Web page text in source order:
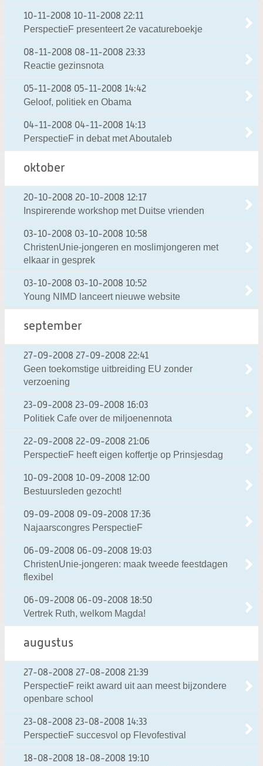
10-11-2008 10-11-2008 22:11
PerspectieF presenteert 2e vacatureboekje
08-11-2008 08-11-2008 23:33
Reactie gezinsnota
05-11-2008 05-11-2008 14:42
Geloof, politiek en Obama
04-11-2008 04-11-2008 14:13
PerspectieF in debat met Aboutaleb
oktober
20-10-2008 20-10-2008 12:17
Inspirerende workshop met Duitse vrienden
03-10-2008 03-10-2008 10:58
ChristenUnie-jongeren en moslimjongeren met
elkaar in gesprek
03-10-2008 03-10-2008 10:52
Young NIMD lanceert nieuwe website
september
27-09-2008 27-09-2008 22:41
Geen toekomstige uitbreiding EU zonder
verzoening
23-09-2008 23-09-2008 16:03
Politiek Cafe over de miljoenennota
22-09-2008 22-09-2008 21:06
PerspectieF heeft eigen koffertje op Prinsjesdag
10-09-2008 10-09-2008 12:00
Bestuursleden gezocht!
09-09-2008 09-09-2008 17:36
Najaarscongres PerspectieF
06-09-2008 06-09-2008 19:03
ChristenUnie-jongeren: maak tweede feestdagen
flexibel
06-09-2008 06-09-2008 18:50
Vertrek Ruth, welkom Magda!
augustus
27-08-2008 27-08-2008 21:39
PerspectieF reikt award uit aan meest bijzondere
openbare school
23-08-2008 23-08-2008 14:33
PerspectieF succesvol op Flevofestival
18-08-2008 18-08-2008 19:10